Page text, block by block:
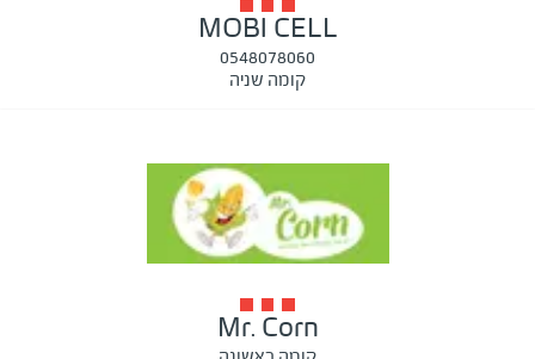
MOBI CELL
0548078060
קומה שניה
Mr. Corn